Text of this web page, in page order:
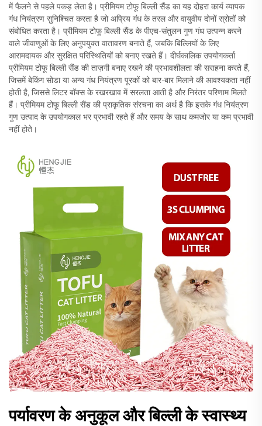
में फैलने से पहले पकड़ लेता है। प्रीमियम टोफू बिल्ली सैंड का यह दोहरा कार्य व्यापक
गंध नियंत्रण सुनिश्चित करता है जो अप्रिय गंध के तरल और वायुवीय दोनों स्रोतों को
संबोधित करता है। प्रीमियम टोफू बिल्ली सैंड के पीएच-संतुलन गुण गंध उत्पन्न करने
वाले जीवाणुओं के लिए अनुपयुक्त वातावरण बनाते हैं, जबकि बिल्लियों के लिए
आरामदायक और सुरक्षित परिस्थितियों को बनाए रखते हैं। दीर्घकालिक उपयोगकर्ता
प्रीमियम टोफू बिल्ली सैंड की ताज़गी बनाए रखने की प्रभावशीलता की सराहना करते हैं,
जिसमें बेकिंग सोडा या अन्य गंध नियंत्रण पूरकों को बार-बार मिलाने की आवश्यकता नहीं
होती है, जिससे लिटर बॉक्स के रखरखाव में सरलता आती है और निरंतर परिणाम मिलते
हैं। प्रीमियम टोफू बिल्ली सैंड की प्राकृतिक संरचना का अर्थ है कि इसके गंध नियंत्रण
गुण उत्पाद के उपयोगकाल भर प्रभावी रहते हैं और समय के साथ कमजोर या कम प्रभावी
नहीं होते।
पर्यावरण के अनुकूल और बिल्ली के स्वास्थ्य